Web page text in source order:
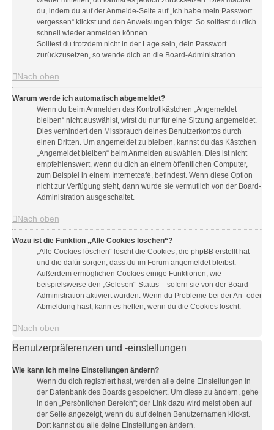
du, indem du auf der Anmelde-Seite auf „Ich habe mein Passwort
vergessen“ klickst und den Anweisungen folgst. So solltest du dich
schnell wieder anmelden können.
Solltest du trotzdem nicht in der Lage sein, dein Passwort
zurückzusetzen, so wende dich an die Board-Administration.
Nach oben
Warum werde ich automatisch abgemeldet?
Wenn du beim Anmelden das Kontrollkästchen „Angemeldet
bleiben“ nicht auswählst, wirst du nur für eine Sitzung angemeldet.
Dies verhindert den Missbrauch deines Benutzerkontos durch
einen Dritten. Um angemeldet zu bleiben, kannst du das Kästchen
„Angemeldet bleiben“ beim Anmelden auswählen. Dies ist nicht
empfehlenswert, wenn du dich an einem öffentlichen Computer,
zum Beispiel in einem Internetcafé, befindest. Wenn diese Option
nicht zur Verfügung steht, dann wurde sie vermutlich von der Board-
Administration ausgeschaltet.
Nach oben
Wozu ist die Funktion „Alle Cookies löschen“?
„Alle Cookies löschen“ löscht die Cookies, die phpBB erstellt hat
und die dafür sorgen, dass du im Forum angemeldet bleibst.
Außerdem ermöglichen Cookies einige Funktionen, wie
beispielsweise den „Gelesen“-Status – sofern sie von der Board-
Administration aktiviert wurden. Wenn du Probleme bei der An- oder
Abmeldung hast, kann es helfen, wenn du die Cookies löscht.
Nach oben
Benutzerpräferenzen und -einstellungen
Wie kann ich meine Einstellungen ändern?
Wenn du dich registriert hast, werden alle deine Einstellungen in
der Datenbank des Boards gespeichert. Um diese zu ändern, gehe
in den „Persönlichen Bereich“; der Link dazu wird meist oben auf
der Seite angezeigt, wenn du auf deinen Benutzernamen klickst.
Dort kannst du alle deine Einstellungen ändern.